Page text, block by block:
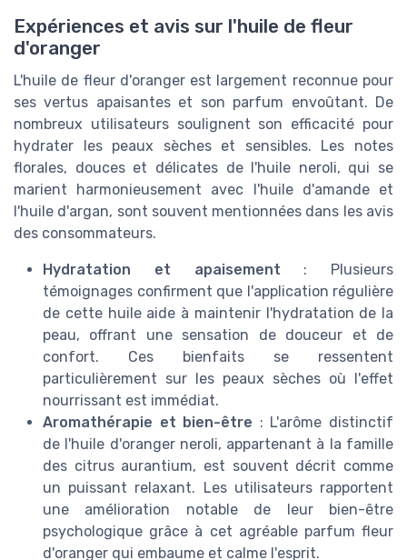
Expériences et avis sur l'huile de fleur
d'oranger
L'huile de fleur d'oranger est largement reconnue pour
ses vertus apaisantes et son parfum envoûtant. De
nombreux utilisateurs soulignent son efficacité pour
hydrater les peaux sèches et sensibles. Les notes
florales, douces et délicates de l'huile neroli, qui se
marient harmonieusement avec l'huile d'amande et
l'huile d'argan, sont souvent mentionnées dans les avis
des consommateurs.
Hydratation et apaisement : Plusieurs
témoignages confirment que l'application régulière
de cette huile aide à maintenir l'hydratation de la
peau, offrant une sensation de douceur et de
confort. Ces bienfaits se ressentent
particulièrement sur les peaux sèches où l'effet
nourrissant est immédiat.
Aromathérapie et bien-être : L'arôme distinctif
de l'huile d'oranger neroli, appartenant à la famille
des citrus aurantium, est souvent décrit comme
un puissant relaxant. Les utilisateurs rapportent
une amélioration notable de leur bien-être
psychologique grâce à cet agréable parfum fleur
d'oranger qui embaume et calme l'esprit.